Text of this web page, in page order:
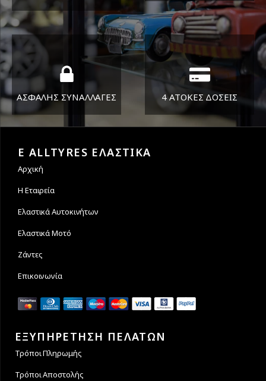
Όπου και αν είστε θα σας
στείλουμε τα ελαστικά σας
ΔΕΥ-ΠΑΡ 8:30-17:30
ΣΑΒ 8:30-13:30
ΑΣΦΑΛΗΣ ΣΥΝΑΛΛΑΓΕΣ 4 ΑΤΟΚΕΣ ΔΟΣΕΙΣ
E ALLTYRES ΕΛΑΣΤΙΚΑ
Αρχική
Η Εταιρεία
Ελαστικά Αυτοκινήτων
Ελαστικά Μοτό
Ζάντες
Επικοινωνία
ΕΞΥΠΗΡΕΤΗΣΗ ΠΕΛΑΤΩΝ
Τρόποι Πληρωμής
Τρόποι Αποστολής